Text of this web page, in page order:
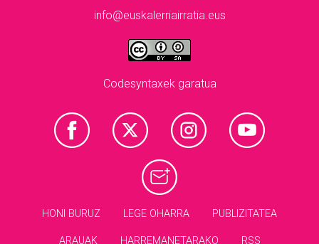
info@euskalerriairratia.eus
Codesyntaxek garatua
HONI BURUZ LEGE OHARRA PUBLIZITATEA
ARAUAK HARREMANETARAKO RSS